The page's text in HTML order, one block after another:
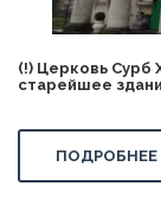
(!) Церковь Сурб
старейшее
ПОДРОБНЕЕ